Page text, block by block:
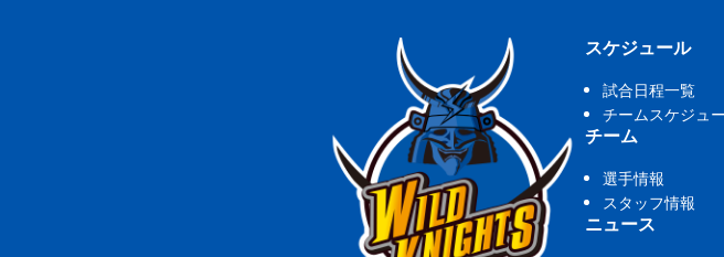
スケジュール
試合日程一覧
チームスケジュ
チーム
選手情報
スタッフ情報
ニュース